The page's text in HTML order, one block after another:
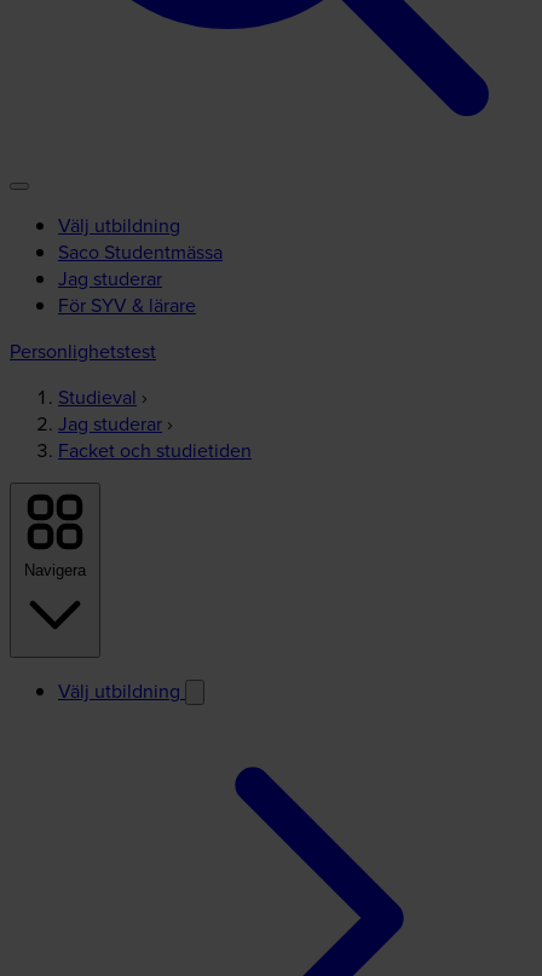
Välj utbildning
Saco Studentmässa
Jag studerar
För SYV & lärare
Personlighetstest
Studieval ›
Jag studerar ›
Facket och studietiden
Navigera
Välj utbildning